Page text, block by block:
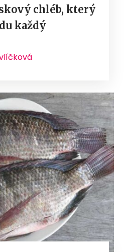
chléb, který
každý